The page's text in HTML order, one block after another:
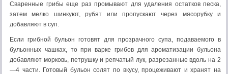
Сваренные грибы еще раз промывают для удаления остатков песка,
затем мелко шинкуют, рубят или пропускают через мясорубку и
добавляют в суп.
Если грибной бульон готовят для прозрачного супа, подаваемого в
бульонных чашках, то при варке грибов для ароматизации бульона
добавляют морковь, петрушку и репчатый лук, разрезанные вдоль на 2
—4 части. Готовый бульон солят по вкусу, процеживают и хранят на